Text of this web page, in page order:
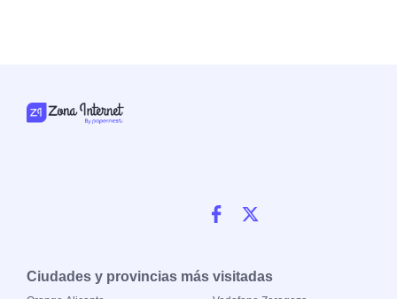
Ciudades y provincias más visitadas